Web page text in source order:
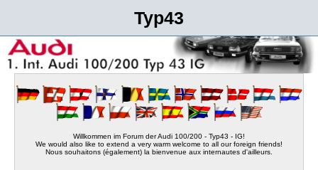
Typ43
Willkommen im Forum der Audi 100/200 - Typ43 - IG!
We would also like to extend a very warm welcome to all our foreign friends!
Nous souhaitons (également) la bienvenue aux internautes d'ailleurs.